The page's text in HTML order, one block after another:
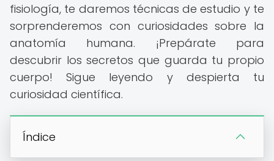
fisiología, te daremos técnicas de estudio y te
sorprenderemos con curiosidades sobre la
anatomía humana. ¡Prepárate para
descubrir los secretos que guarda tu propio
cuerpo! Sigue leyendo y despierta tu
curiosidad científica.
Índice